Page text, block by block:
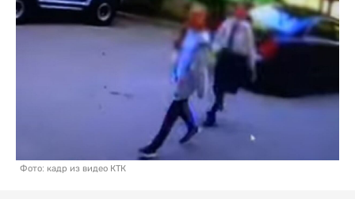
Фото: кадр из видео КТК